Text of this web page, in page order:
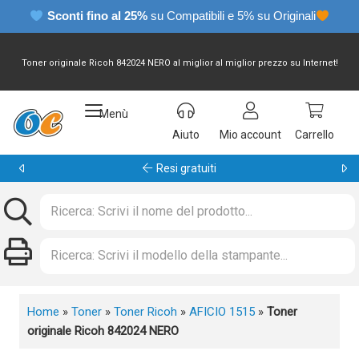
Sconti fino al 25% su Compatibili e 5% su Originali
Toner originale Ricoh 842024 NERO al miglior al miglior prezzo su Internet!
Menù
Aiuto
Mio account Carrello
Resi gratuiti
Home » Toner » Toner Ricoh » AFICIO 1515 » Toner
originale Ricoh 842024 NERO